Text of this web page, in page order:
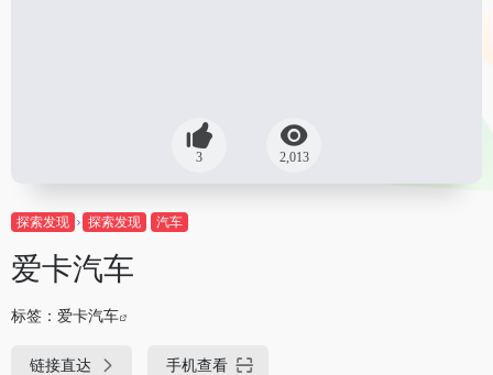
3 2,013
探索发现 探索发现 汽车
爱卡汽车
标签： 爱卡汽车
链接直达 手机查看